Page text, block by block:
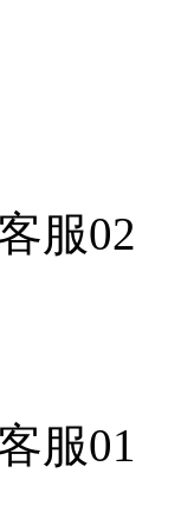
服02
服01